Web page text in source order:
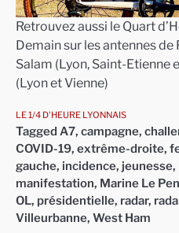
Retrouvez aussi le Quart
Demain sur les antennes de
Salam (Lyon, Saint-Etienne
(Lyon et Vienne)
LE 1/4 D'HEURE LYONNAIS
Tagged A7, campagne,
COVID-19, extrême-droite,
gauche, incidence, jeunesse,
manifestation, Marine Le Pen
OL, présidentielle, radar,
Villeurbanne, West Ham